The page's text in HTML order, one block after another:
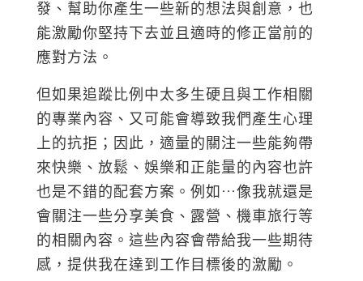
發、幫助你產生一些新的想法與創意，也
能激勵你堅持下去並且適時的修正當前的
應對方法。
但如果追蹤比例中太多生硬且與工作相關
的專業內容、又可能會導致我們產生心理
上的抗拒；因此，適量的關注一些能夠帶
來快樂、放鬆、娛樂和正能量的內容也許
也是不錯的配套方案。例如…像我就還是
會關注一些分享美食、露營、機車旅行等
的相關內容。這些內容會帶給我一些期待
感，提供我在達到工作目標後的激勵。